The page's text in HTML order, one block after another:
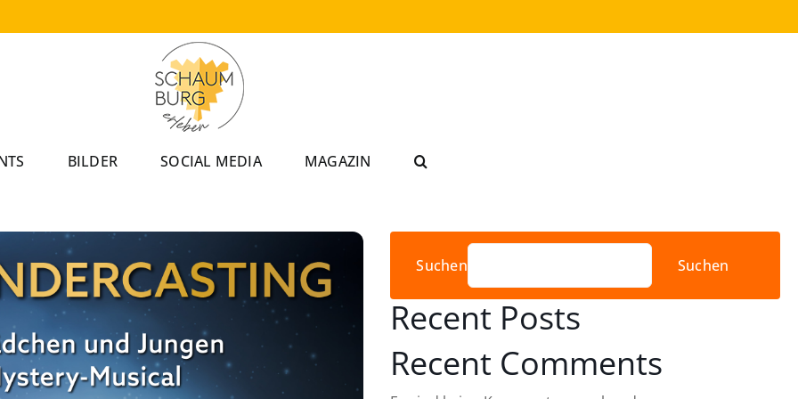
BILDER SOCIAL MEDIA MAGAZIN
Suchen Suchen
Recent Posts
Recent Comments